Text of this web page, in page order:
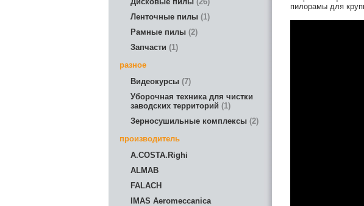
Ленточные пилы 1
Рамные пилы 2
Запчасти
1
разное
Видеокурсы 7
Уборочная техника для чистки
заводских территорий
1
Зерносушильные комплексы 2
производитель
A.COSTA.Righi
ALMAB
FALACH
IMAS Aeromeccanica
пилорамы для